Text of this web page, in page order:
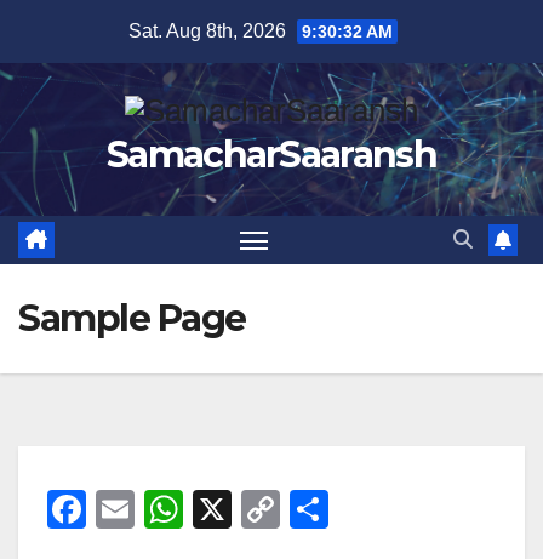
content
Sat. Aug 8th, 2026 9:30:32 AM
SamacharSaaransh
Sample Page
F
E
W
X
C